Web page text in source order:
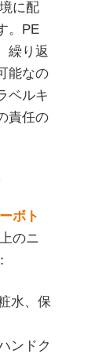
に配
。PE
繰り返
能なの
ベルキ
責任の
ボト
のニ
水、保
ンドク